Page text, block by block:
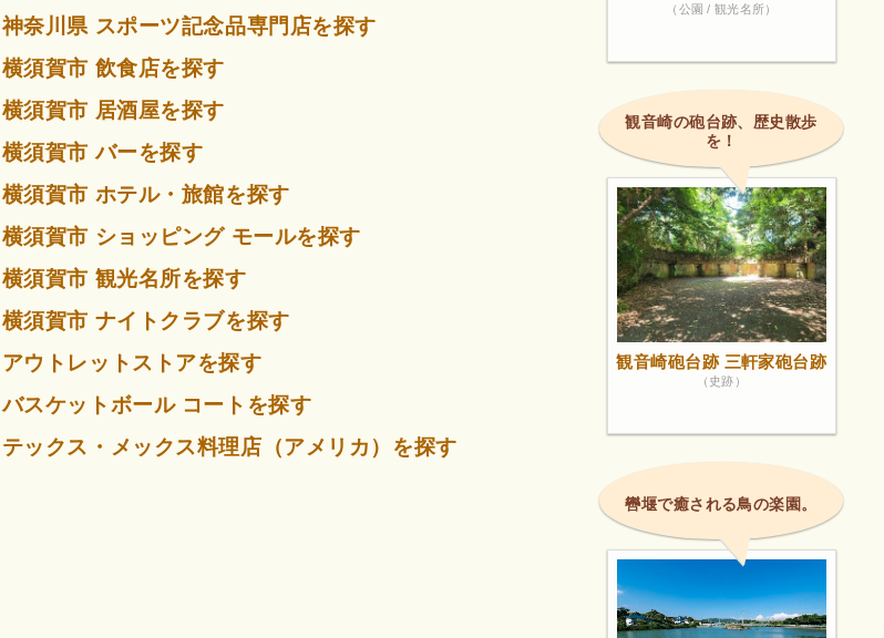
神奈川県 スポーツ記念品専門店を探す
横須賀市 飲食店を探す
横須賀市 居酒屋を探す
横須賀市 バーを探す
横須賀市 ホテル・旅館を探す
横須賀市 ショッピング モールを探す
横須賀市 観光名所を探す
横須賀市 ナイトクラブを探す
アウトレットストアを探す
バスケットボール コートを探す
テックス・メックス料理店（アメリカ）を探す
（公園 / 観光名所）
観音崎の砲台跡、歴史散歩
を！
観音崎砲台跡 三軒家砲台跡
（史跡）
轡堰で癒される鳥の楽園。